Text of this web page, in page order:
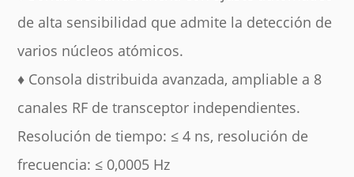
de alta sensibilidad que admite la detección de
varios núcleos atómicos.
♦ Consola distribuida avanzada, ampliable a 8
canales RF de transceptor independientes.
Resolución de tiempo: ≤ 4 ns, resolución de
frecuencia: ≤ 0,0005 Hz